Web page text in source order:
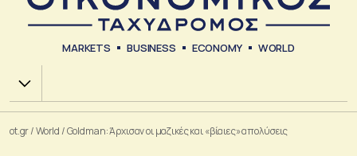
MARKETS BUSINESS ECONOMY WORLD
Χ.Α.
ot.gr/World /Goldman: Άρχισαν οι μαζικές και «βίαιες» απολύσεις